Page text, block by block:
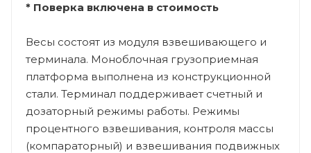
* Поверка включена в стоимость
Весы состоят из модуля взвешивающего и
терминала. Моноблочная грузоприемная
платформа выполнена из конструкционной
стали. Терминал поддерживает счетный и
дозаторный режимы работы. Режимы
процентного взвешивания, контроля массы
(компараторный) и взвешивания подвижных